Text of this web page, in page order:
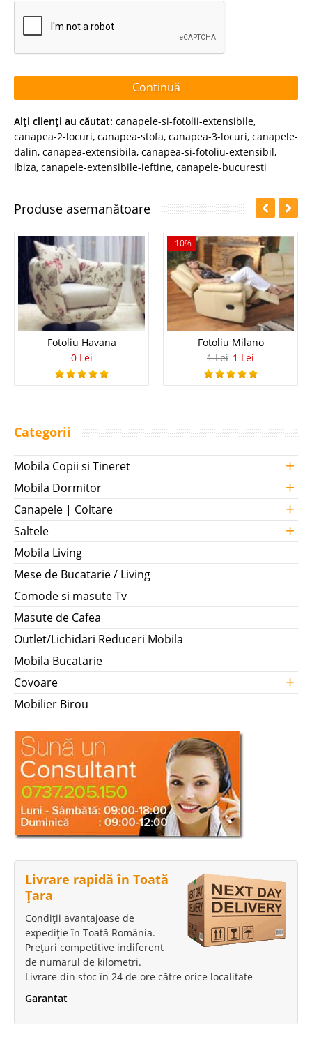
Continuă
Alţi clienţi au căutat: canapele-si-fotolii-extensibile,
canapea-2-locuri, canapea-stofa, canapea-3-locuri, canapele-
dalin, canapea-extensibila, canapea-si-fotoliu-extensibil,
ibiza, canapele-extensibile-ieftine, canapele-bucuresti
Produse asemanătoare
Fotoliu Havana
0 Lei
-10%
Fotoliu Milano
1 Lei 1 Lei
Categorii
Mobila Copii si Tineret +
Mobila Dormitor +
Canapele | Coltare +
Saltele +
Mobila Living
Mese de Bucatarie / Living
Comode si masute Tv
Masute de Cafea
Outlet/Lichidari Reduceri Mobila
Mobila Bucatarie
Covoare
+
Mobilier Birou
Livrare rapidă în Toată
Țara
Condiții avantajoase de
expediție în Toată România.
Prețuri competitive indiferent
de numărul de kilometri.
Livrare din stoc în 24 de ore către orice localitate
Garantat